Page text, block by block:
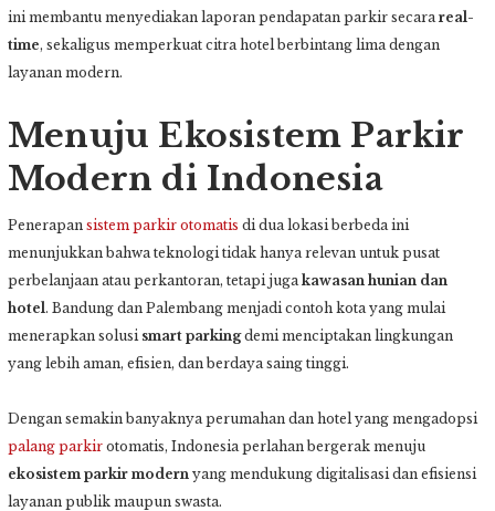
ini membantu menyediakan laporan pendapatan parkir secarareal-
time, sekaligus memperkuat citra hotel berbintang lima dengan
layanan modern.
Menuju Ekosistem Parkir
Modern di Indonesia
Penerapan sistem parkir otomatis di dua lokasi berbeda ini
menunjukkan bahwa teknologi tidak hanya relevan untuk pusat
perbelanjaan atau perkantoran, tetapi jugakawasan hunian dan
hotel. Bandung dan Palembang menjadi contoh kota yang mulai
menerapkan solusi smart parkingdemi menciptakan lingkungan
yang lebih aman, efisien, dan berdaya saing tinggi.
Dengan semakin banyaknya perumahan dan hotel yang mengadopsi
palang parkir otomatis, Indonesia perlahan bergerak menuju
ekosistem parkir modern yang mendukung digitalisasi dan efisiensi
layanan publik maupun swasta.